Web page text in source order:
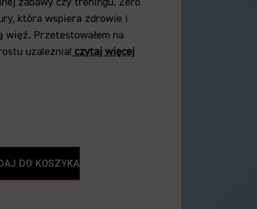
która wspiera zdrowie i
więź. Przetestowałem na
uzależnia! czytaj więcej
DO KOSZYKA